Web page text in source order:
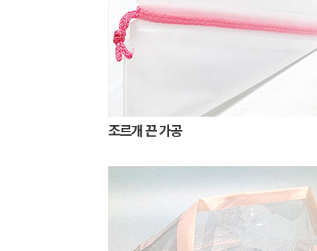
조르개 끈 가공